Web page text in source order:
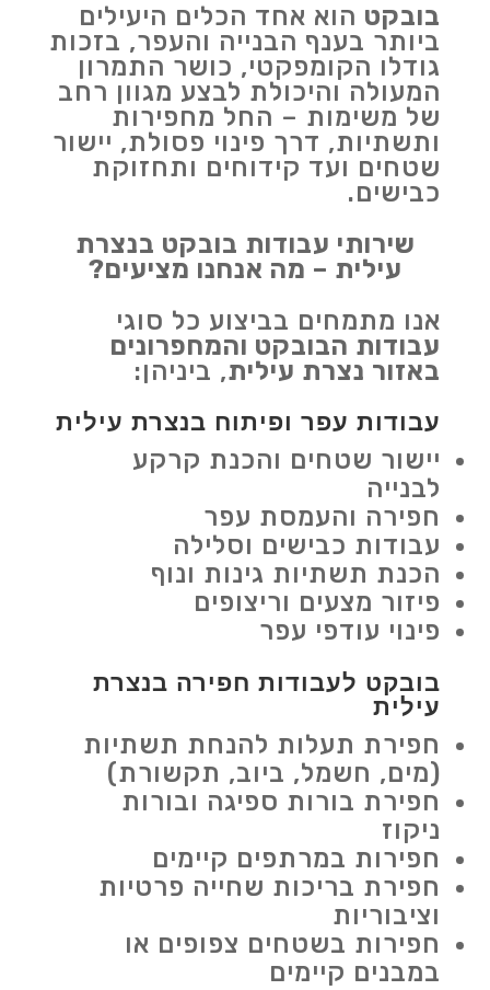
בובקט הוא אחד הכלים היעילים
ביותר בענף הבנייה והעפר, בזכות
גודלו הקומפקטי, כושר התמרון
המעולה והיכולת לבצע מגוון רחב
של משימות – החל מחפירות
ותשתיות, דרך פינוי פסולת, יישור
שטחים ועד קידוחים ותחזוקת
כבישים.
שירותי עבודות בובקט בנצרת
עילית – מה אנחנו מציעים?
אנו מתמחים בביצוע כל סוגי
עבודות הבובקט והמחפרונים
באזור נצרת עילית, ביניהן:
עבודות עפר ופיתוח בנצרת עילית
יישור שטחים והכנת קרקע
לבנייה
חפירה והעמסת עפר
עבודות כבישים וסלילה
הכנת תשתיות גינות ונוף
פיזור מצעים וריצופים
פינוי עודפי עפר
בובקט לעבודות חפירה בנצרת
עילית
חפירת תעלות להנחת תשתיות
(מים, חשמל, ביוב, תקשורת)
חפירת בורות ספיגה ובורות
ניקוז
חפירות במרתפים קיימים
חפירת בריכות שחייה פרטיות
וציבוריות
חפירות בשטחים צפופים או
במבנים קיימים